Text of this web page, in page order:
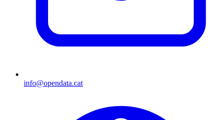
info@opendata.cat